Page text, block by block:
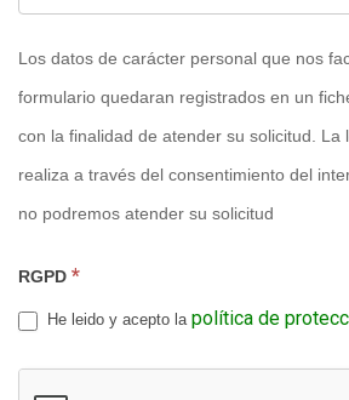
Los datos de carácter personal que nos
formulario quedaran registrados en un
con la finalidad de atender su solicitud. La
realiza a través del consentimiento del
no podremos atender su solicitud
RGPD *
He leido y acepto la política de